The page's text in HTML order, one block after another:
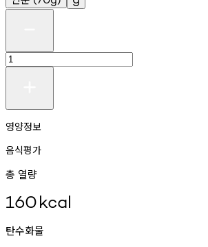
영양정보
음식평가
총 열량
160kcal
탄수화물